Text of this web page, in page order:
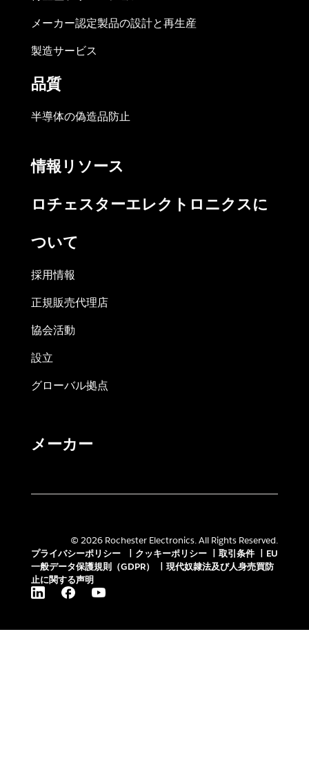
メーカー認定製品の設計と再生産
製造サービス
品質
半導体の偽造品防止
情報リソース
ロチェスターエレクトロニクスに
ついて
採用情報
正規販売代理店
協会活動
設立
グローバル拠点
メーカー
© 2026 Rochester Electronics. All Rights Reserved.
プライバシーポリシー
クッキーポリシー 取引条件
EU
一般データ保護規則（GDPR）
現代奴隷法及び人身売買防
止に関する声明